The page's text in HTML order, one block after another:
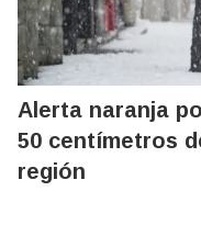
Alerta naranja
50 centímetros
región